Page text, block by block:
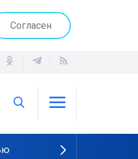
Согласен